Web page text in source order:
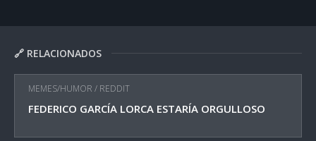
🔗 RELACIONADOS
MEMES/HUMOR / REDDIT
FEDERICO GARCÍA LORCA ESTARÍA ORGULLOSO